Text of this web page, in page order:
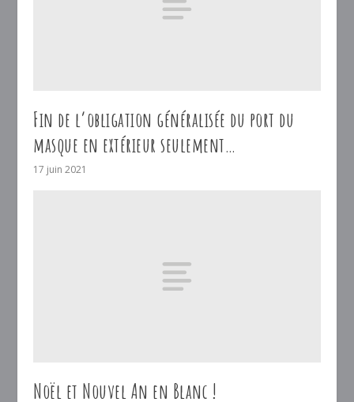
Fin de l’obligation généralisée du port du
masque en extérieur seulement…
17 juin 2021
Noël et Nouvel An en Blanc !